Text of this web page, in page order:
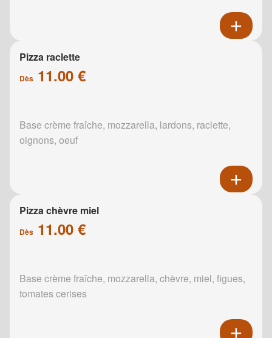
Pizza raclette
Dès 11.00 €
Base crème fraîche, mozzarella, lardons, raclette,
oignons, oeuf
Pizza chèvre miel
Dès 11.00 €
Base crème fraîche, mozzarella, chèvre, miel, figues,
tomates cerises